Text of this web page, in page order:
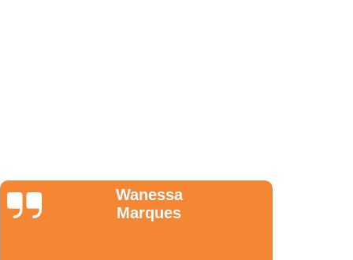
Obras em São PauloAnderson
Nunes